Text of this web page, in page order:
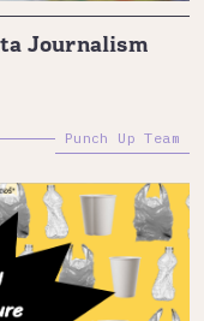
Journalism
Punch Up Team